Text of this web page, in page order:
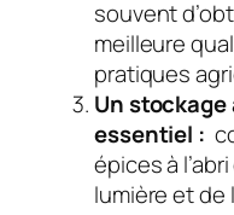
souvent
meilleure
pratiques
Un
essentiel :
épices à
lumière et de